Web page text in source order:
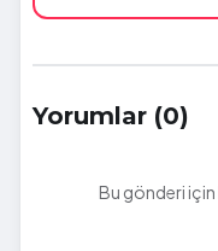
Yorumlar (0)
Bu gönderi için